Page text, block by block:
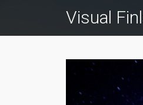
Visual